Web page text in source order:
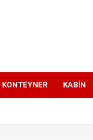
KONTEYNER KABIN